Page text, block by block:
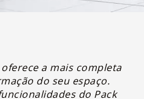
oferece a mais completa
do seu espaço.
do Pack